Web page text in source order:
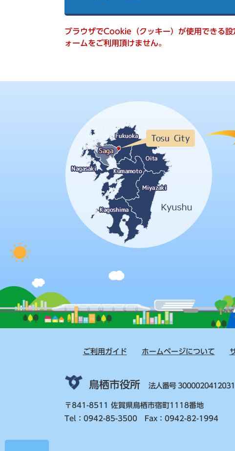
索
ブラウザでCookie（クッキー）が使用できる
ォームをご利用頂けません。
ご利用ガイド ホームページについて
鳥栖市役所 法人番号 3000020412031
〒841-8511 佐賀県鳥栖市宿町1118番地
Tel：0942-85-3500 Fax：0942-82-1994